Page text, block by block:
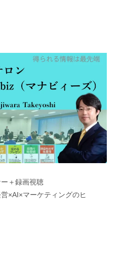
＋録画視聴
×AI×マーケティングのヒ